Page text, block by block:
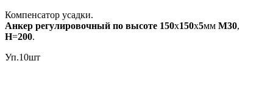
Компенсатор усадки.
Анкер регулировочный по высоте 150х150х5мм М30,
Н=200.
Уп.10шт